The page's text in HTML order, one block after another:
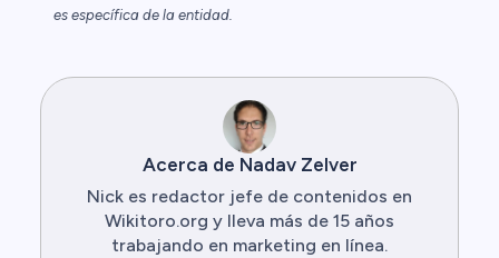
es específica de la entidad.
Acerca de Nadav Zelver
Nick es redactor jefe de contenidos en
Wikitoro.org y lleva más de 15 años
trabajando en marketing en línea.